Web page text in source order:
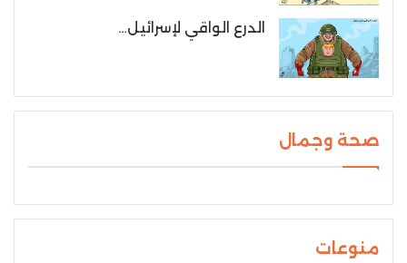
الدرع الواقي لإسرائيل…
صحة وجمال
منوعات